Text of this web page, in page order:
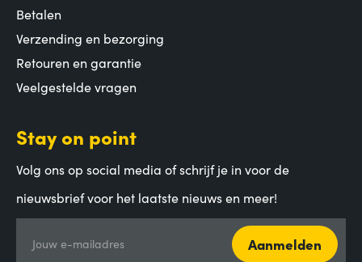
Betalen
Verzending en bezorging
Retouren en garantie
Veelgestelde vragen
Stay on point
Volg ons op social media of schrijf je in voor de
nieuwsbrief voor het laatste nieuws en meer!
Jouw e-mailadres Aanmelden